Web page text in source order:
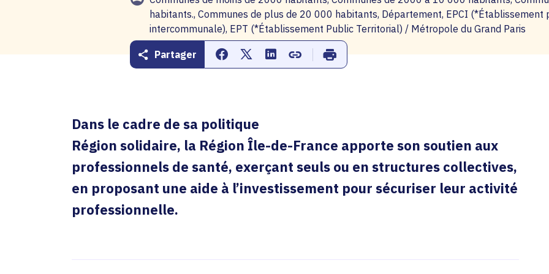
habitants., Communes de plus de 20 000 habitants, Département, EPCI (*Établissement
intercommunale), EPT (*Établissement Public Territorial) / Métropole du Grand Paris
Partager Partager sur Facebook
Partager sur Twitter
Partager sur Linkedin
Copier dans le presse-papier
Imprimer
Dans le cadre de sa politique
Région solidaire, la Région Île-de-France apporte son soutien aux
professionnels de santé, exerçant seuls ou en structures collectives,
en proposant une aide à l’investissement pour sécuriser leur activité
professionnelle.